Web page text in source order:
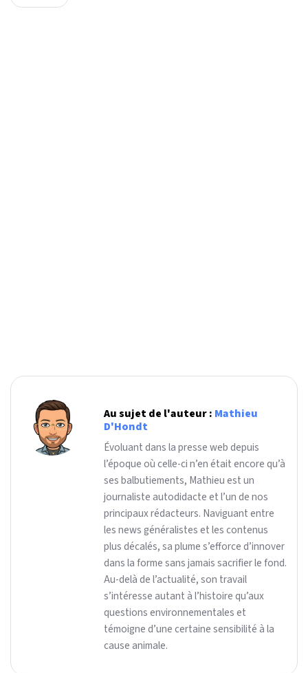
Au sujet de l'auteur : Mathieu
D'Hondt
Évoluant dans la presse web depuis
l’époque où celle-ci n’en était encore qu’à
ses balbutiements, Mathieu est un
journaliste autodidacte et l’un de nos
principaux rédacteurs. Naviguant entre
les news généralistes et les contenus
plus décalés, sa plume s’efforce d’innover
dans la forme sans jamais sacrifier le fond.
Au-delà de l’actualité, son travail
s’intéresse autant à l’histoire qu’aux
questions environnementales et
témoigne d’une certaine sensibilité à la
cause animale.